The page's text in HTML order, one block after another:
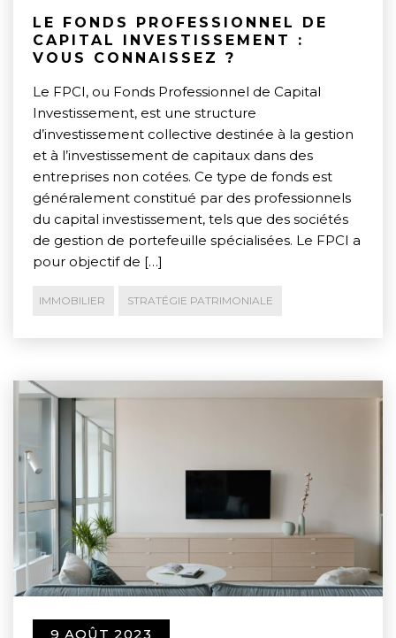
LE FONDS PROFESSIONNEL DE
CAPITAL INVESTISSEMENT :
VOUS CONNAISSEZ ?
Le FPCI, ou Fonds Professionnel de Capital
Investissement, est une structure
d’investissement collective destinée à la gestion
et à l’investissement de capitaux dans des
entreprises non cotées. Ce type de fonds est
généralement constitué par des professionnels
du capital investissement, tels que des sociétés
de gestion de portefeuille spécialisées. Le FPCI a
pour objectif de […]
IMMOBILIER STRATÉGIE PATRIMONIALE
9 AOÛT 2023